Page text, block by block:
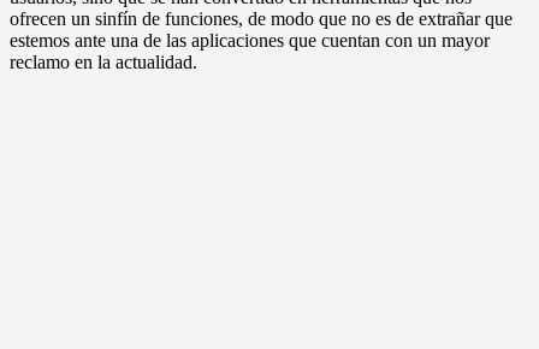
ofrecen un sinfín de funciones, de modo que no es de extrañar que
estemos ante una de las aplicaciones que cuentan con un mayor
reclamo en la actualidad.